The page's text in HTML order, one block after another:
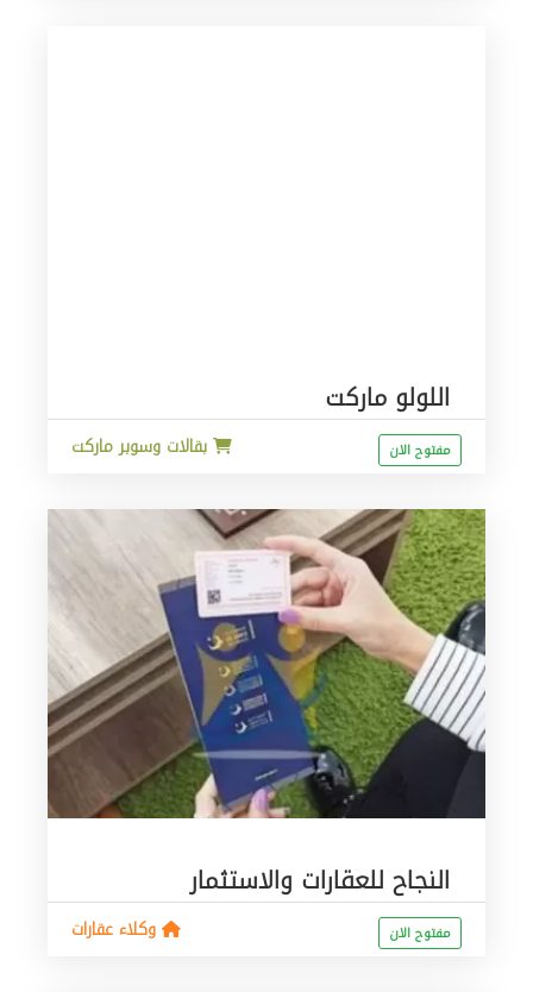
اللولو ماركت
بقالات وسوبر ماركت مفتوح الان
النجاح للعقارات والاستثمار
وكلاء عقارات مفتوح الان